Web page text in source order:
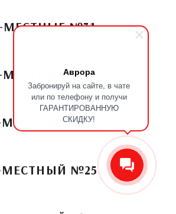
Аврора
Забронируй на сайте, в чате
или по телефону и получи
ГАРАНТИРОВАННУЮ
СКИДКУ!
МЕСТНЫЕ №31
МЕСТНЫЕ №34
МЕСТНЫЙ №14
МЕСТНЫЙ №25